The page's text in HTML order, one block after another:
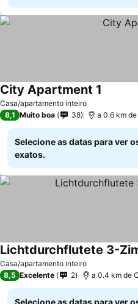
Casa/apartamento inteiro
City Apartment 1
8,1 Muito boa 38 a 0.6 km
Selecione as datas para ver
exatos.
Casa/apartamento inteiro
Lichtdurchflutete 3-
8,5 Excelente 2 a 0.4 km de
Selecione as datas para ver